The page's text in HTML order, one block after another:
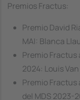
Premios Fractus:
Premio David
MAI: Blanca
Premio Fractus
2024: Louis
Premio
del MDS 2023-